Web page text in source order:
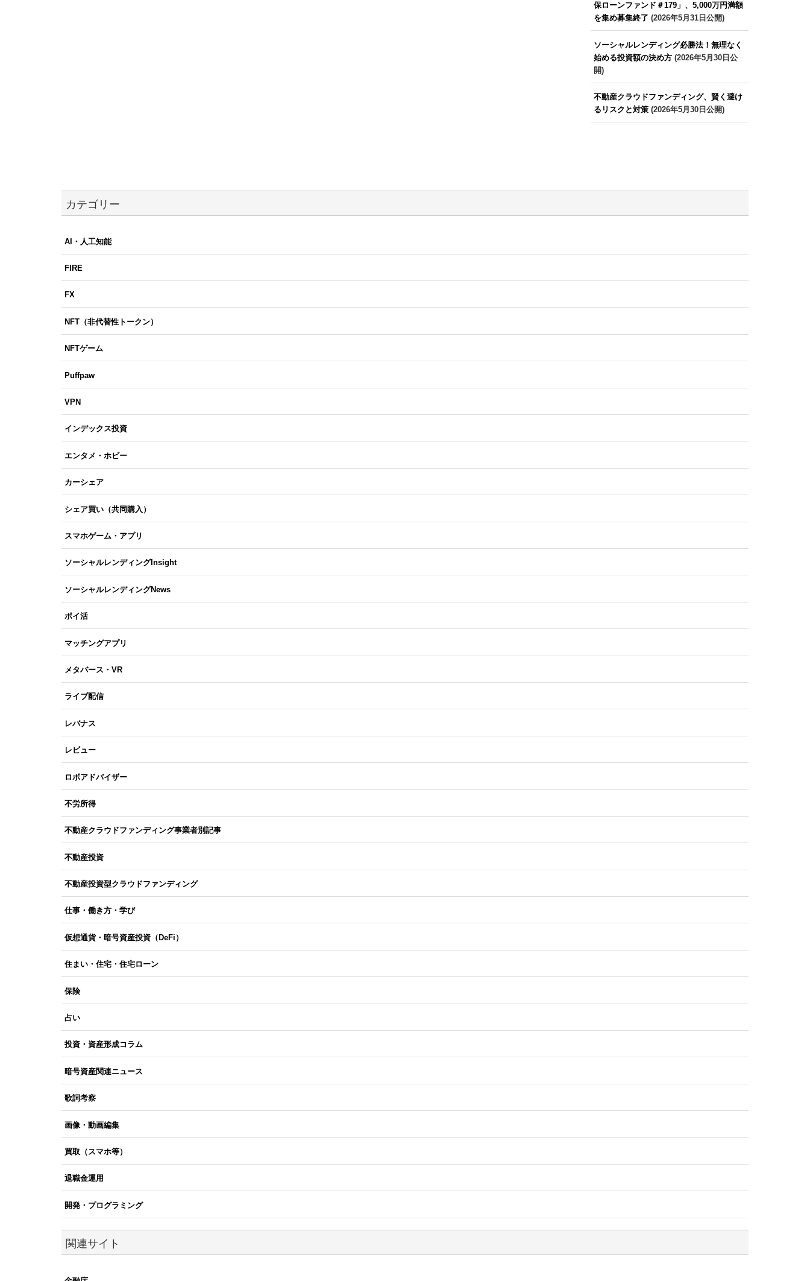
保ローンファンド＃179」、5,000万円満額
を集め募集終了 (2026年5月31日公開)
ソーシャルレンディング必勝法！無理なく
始める投資額の決め方(2026年5月30日公
開)
不動産クラウドファンディング、賢く避け
るリスクと対策(2026年5月30日公開)
カテゴリー
AI・人工知能
FIRE
FX
NFT（非代替性トークン）
NFTゲーム
Puffpaw
VPN
インデックス投資
エンタメ・ホビー
カーシェア
シェア買い（共同購入）
スマホゲーム・アプリ
ソーシャルレンディングInsight
ソーシャルレンディングNews
ポイ活
マッチングアプリ
メタバース・VR
ライブ配信
レバナス
レビュー
ロボアドバイザー
不労所得
不動産クラウドファンディング事業者別記事
不動産投資
不動産投資型クラウドファンディング
仕事・働き方・学び
仮想通貨・暗号資産投資（DeFi）
住まい・住宅・住宅ローン
保険
占い
投資・資産形成コラム
暗号資産関連ニュース
歌詞考察
画像・動画編集
買取（スマホ等）
退職金運用
開発・プログラミング
関連サイト